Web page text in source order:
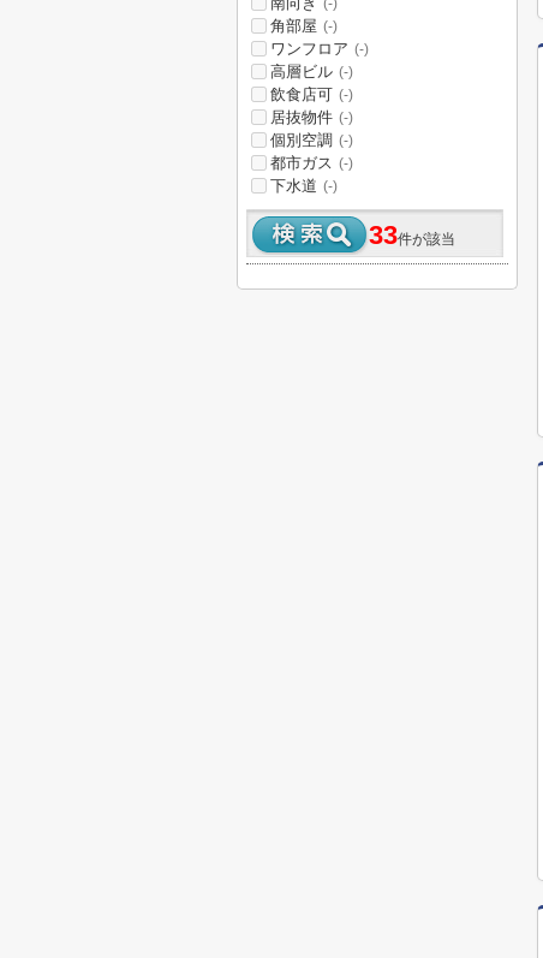
(-)
角部屋 (-)
ワンフロア (-)
高層ビル (-)
飲食店可 (-)
居抜物件 (-)
個別空調 (-)
都市ガス (-)
下水道 (-)
33件が該当